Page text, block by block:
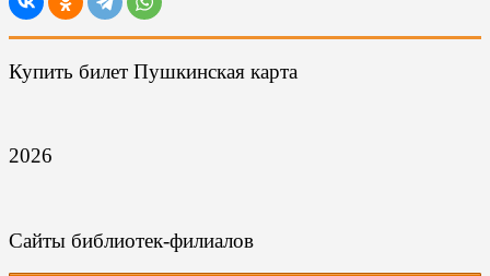
Купить билет Пушкинская карта
2026
Сайты библиотек-филиалов